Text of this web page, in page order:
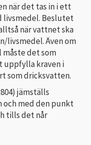
när det tas in i ett
livsmedel. Beslutet
när vattnet ska
livsmedel. Även om
det som
uppfylla kraven i
som dricksvatten.
jämställs
med den punkt
tills det når